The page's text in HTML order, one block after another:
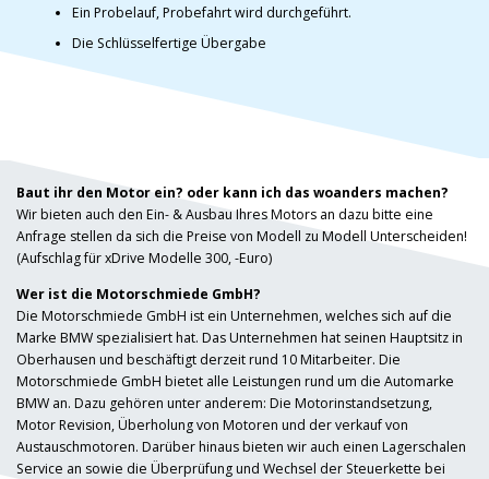
Ein Probelauf, Probefahrt wird durchgeführt.
Die Schlüsselfertige Übergabe
Baut ihr den Motor ein? oder kann ich das woanders machen?
Wir bieten auch den Ein- & Ausbau Ihres Motors an dazu bitte eine
Anfrage stellen da sich die Preise von Modell zu Modell Unterscheiden!
(Aufschlag für xDrive Modelle 300, -Euro)
Wer ist die Motorschmiede GmbH?
Die Motorschmiede GmbH ist ein Unternehmen, welches sich auf die
Marke BMW spezialisiert hat. Das Unternehmen hat seinen Hauptsitz in
Oberhausen und beschäftigt derzeit rund 10 Mitarbeiter. Die
Motorschmiede GmbH bietet alle Leistungen rund um die Automarke
BMW an. Dazu gehören unter anderem: Die Motorinstandsetzung,
Motor Revision, Überholung von Motoren und der verkauf von
Austauschmotoren. Darüber hinaus bieten wir auch einen Lagerschalen
Service an sowie die Überprüfung und Wechsel der Steuerkette bei